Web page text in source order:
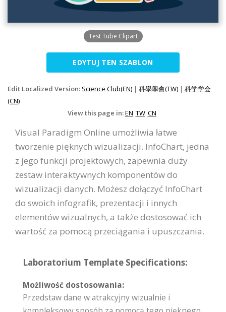
Test Tube Clipart
EDYTUJ TEN SZABLON
Edit Localized Version: Science Club(EN) | 科學學會(TW) | 科学学会
(CN)
View this page in:EN TW CN
Visual Paradigm Online umożliwia łatwe
tworzenie pięknych wizualizacji. InfoChart, jedna
z jego funkcji projektowych, zapewnia duży
zestaw interaktywnych komponentów do
wizualizacji danych. Możesz dołączyć InfoChart
do swoich infografik, prezentacji i innych
elementów wizualnych, a także dostosować ich
wartość za pomocą przeciągania i upuszczania.
Laboratorium Template Specifications:
Możliwość dostosowania:
Przedstaw dane w atrakcyjny wizualnie i